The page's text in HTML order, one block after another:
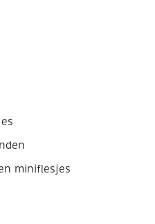
miniflesjes